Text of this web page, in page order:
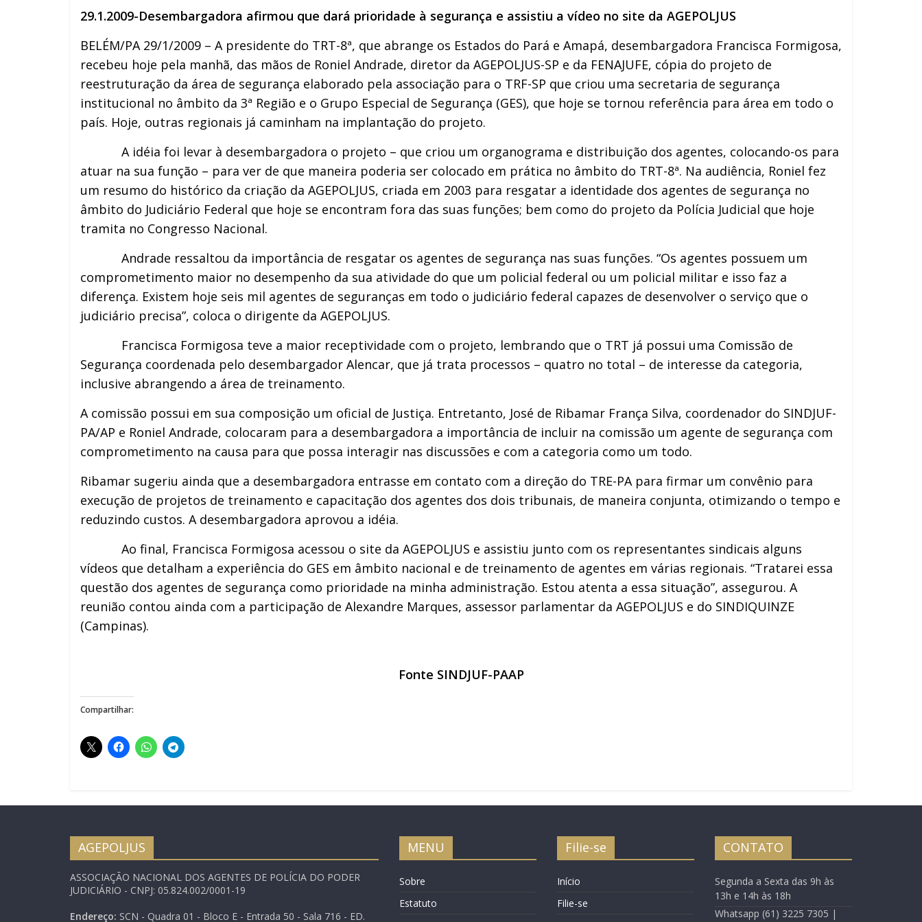
29.1.2009-Desembargadora afirmou que dará prioridade à segurança e assistiu a vídeo no site da AGEPOLJUS
BELÉM/PA 29/1/2009 – A presidente do TRT-8ª, que abrange os Estados do Pará e Amapá, desembargadora Francisca Formigosa,
recebeu hoje pela manhã, das mãos de Roniel Andrade, diretor da AGEPOLJUS-SP e da FENAJUFE, cópia do projeto de
reestruturação da área de segurança elaborado pela associação para o TRF-SP que criou uma secretaria de segurança
institucional no âmbito da 3ª Região e o Grupo Especial de Segurança (GES), que hoje se tornou referência para área em todo o
país. Hoje, outras regionais já caminham na implantação do projeto.
A idéia foi levar à desembargadora o projeto – que criou um organograma e distribuição dos agentes, colocando-os para
atuar na sua função – para ver de que maneira poderia ser colocado em prática no âmbito do TRT-8ª. Na audiência, Roniel fez
um resumo do histórico da criação da AGEPOLJUS, criada em 2003 para resgatar a identidade dos agentes de segurança no
âmbito do Judiciário Federal que hoje se encontram fora das suas funções; bem como do projeto da Polícia Judicial que hoje
tramita no Congresso Nacional.
Andrade ressaltou da importância de resgatar os agentes de segurança nas suas funções. “Os agentes possuem um
comprometimento maior no desempenho da sua atividade do que um policial federal ou um policial militar e isso faz a
diferença. Existem hoje seis mil agentes de seguranças em todo o judiciário federal capazes de desenvolver o serviço que o
judiciário precisa”, coloca o dirigente da AGEPOLJUS.
Francisca Formigosa teve a maior receptividade com o projeto, lembrando que o TRT já possui uma Comissão de
Segurança coordenada pelo desembargador Alencar, que já trata processos – quatro no total – de interesse da categoria,
inclusive abrangendo a área de treinamento.
A comissão possui em sua composição um oficial de Justiça. Entretanto, José de Ribamar França Silva, coordenador do SINDJUF-
PA/AP e Roniel Andrade, colocaram para a desembargadora a importância de incluir na comissão um agente de segurança com
comprometimento na causa para que possa interagir nas discussões e com a categoria como um todo.
Ribamar sugeriu ainda que a desembargadora entrasse em contato com a direção do TRE-PA para firmar um convênio para
execução de projetos de treinamento e capacitação dos agentes dos dois tribunais, de maneira conjunta, otimizando o tempo e
reduzindo custos. A desembargadora aprovou a idéia.
Ao final, Francisca Formigosa acessou o site da AGEPOLJUS e assistiu junto com os representantes sindicais alguns
vídeos que detalham a experiência do GES em âmbito nacional e de treinamento de agentes em várias regionais. “Tratarei essa
questão dos agentes de segurança como prioridade na minha administração. Estou atenta a essa situação”, assegurou. A
reunião contou ainda com a participação de Alexandre Marques, assessor parlamentar da AGEPOLJUS e do SINDIQUINZE
(Campinas).
Fonte SINDJUF-PAAP
Compartilhar:
AGEPOLJUS
ASSOCIAÇÃO NACIONAL DOS AGENTES DE POLÍCIA DO PODER
JUDICIÁRIO - CNPJ: 05.824.002/0001-19
Endereço: SCN - Quadra 01 - Bloco E - Entrada 50 - Sala 716 - ED.
MENU
Sobre
Estatuto
Filie-se
Início
Filie-se
CONTATO
Segunda a Sexta das 9h às
13h e 14h às 18h
Whatsapp (61) 3225 7305 |